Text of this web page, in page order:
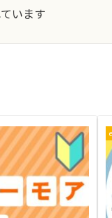
います